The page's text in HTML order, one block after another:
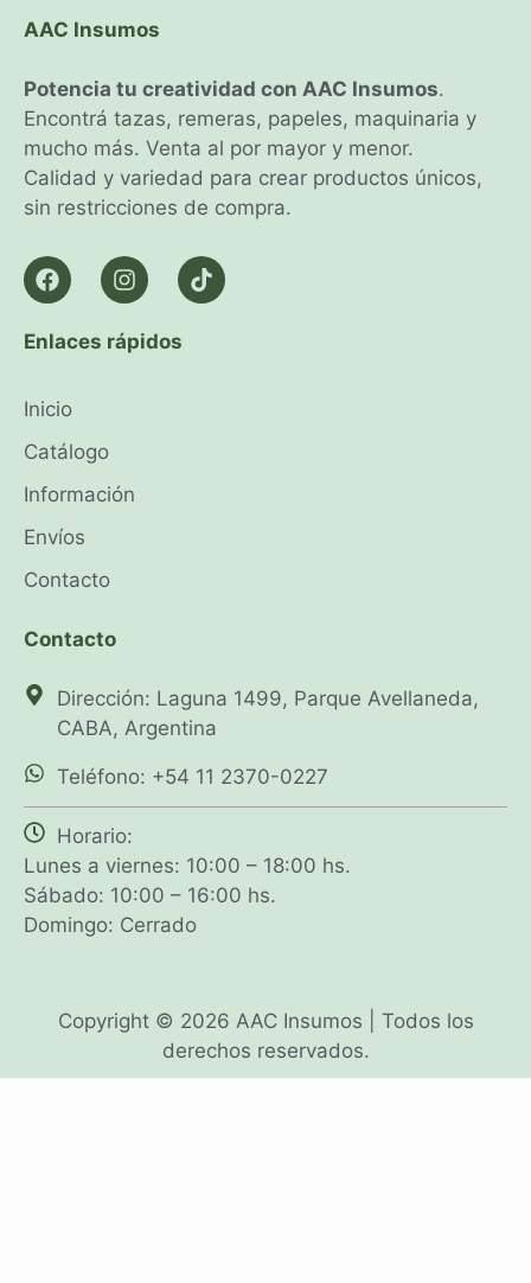
AAC Insumos
Potencia tu creatividad con AAC Insumos.
Encontrá tazas, remeras, papeles, maquinaria y
mucho más. Venta al por mayor y menor.
Calidad y variedad para crear productos únicos,
sin restricciones de compra.
Enlaces rápidos
Inicio
Catálogo
Información
Envíos
Contacto
Contacto
Dirección: Laguna 1499, Parque Avellaneda,
CABA, Argentina
Teléfono: +54 11 2370-0227
Horario:
Lunes a viernes: 10:00 – 18:00 hs.
Sábado: 10:00 – 16:00 hs.
Domingo: Cerrado
Copyright © 2026 AAC Insumos | Todos los
derechos reservados.